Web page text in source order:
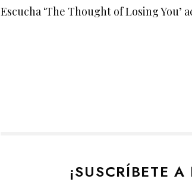
Escucha ‘The Thought of Losing You’
¡SUSCRÍBETE